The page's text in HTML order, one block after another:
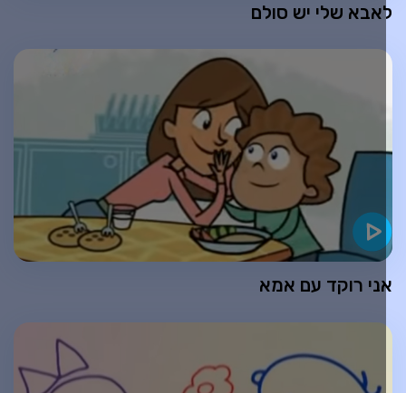
שלי יש סולם
רוקד עם אמא